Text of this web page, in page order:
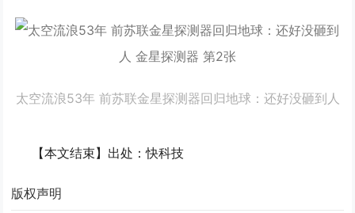
太空流浪53年 前苏联金星探测器回归地球：还好没砸到人
【本文结束】出处：快科技
版权声明